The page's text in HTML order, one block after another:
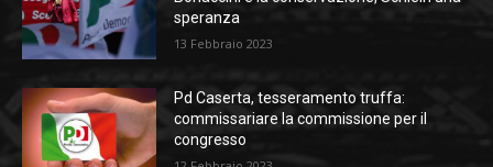
speranza
13 Febbraio 2023
Pd Caserta, tesseramento truffa:
commissariare la commissione per il
congresso